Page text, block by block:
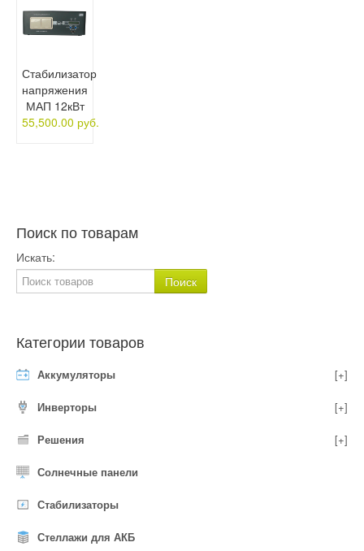
Стабилизатор
напряжения
МАП 12кВт
55,500.00 руб.
Поиск по товарам
Искать:
Категории товаров
Аккумуляторы [+]
Инверторы [+]
Решения [+]
Солнечные панели
Стабилизаторы
Стеллажи для АКБ